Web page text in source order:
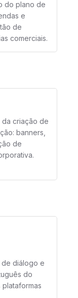
do plano de
e
de
comerciais.
da criação de
banners,
de
diálogo e
do